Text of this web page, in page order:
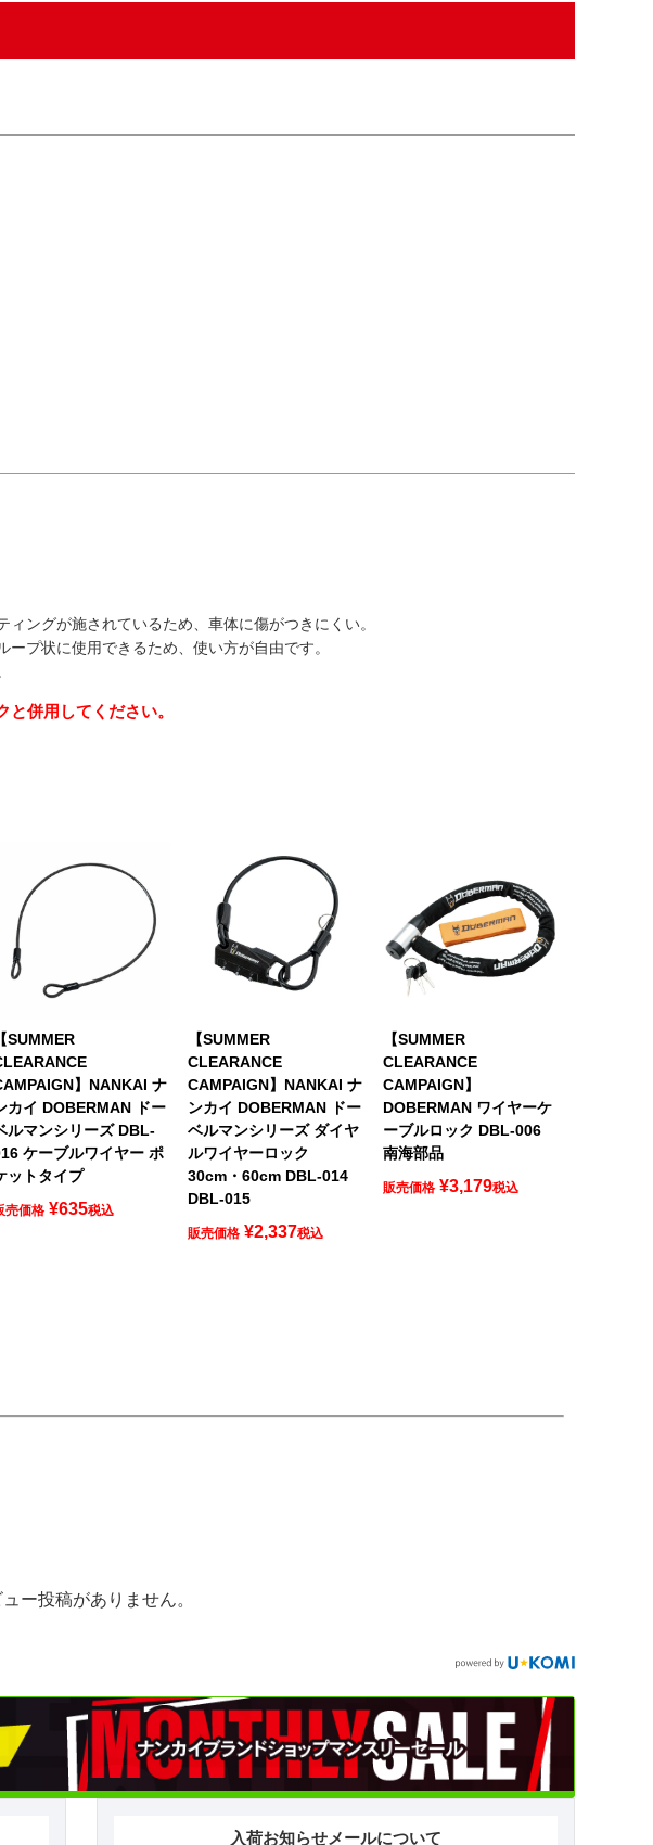
ングが施されているため、車体に傷がつきにくい。
プ状に使用できるため、使い方が自由です。
併用してください。
【SUMMER
】NANKAI ナ
カイ DOBERMAN ドー
ルマンシリーズ DBL-
ケーブルワイヤー ポ
ットタイプ
売価格 ¥635税込
【SUMMER
CLEARANCE
CAMPAIGN】NANKAI ナ
ンカイ DOBERMAN ドー
ベルマンシリーズ ダイヤ
ルワイヤーロック
30cm・60cm DBL-014
DBL-015
販売価格 ¥2,337税込
【SUMMER
CLEARANCE
CAMPAIGN】
DOBERMAN ワイヤーケ
ーブルロック DBL-006
南海部品
販売価格 ¥3,179税込
ュー投稿がありません。
入荷お知らせメールについて